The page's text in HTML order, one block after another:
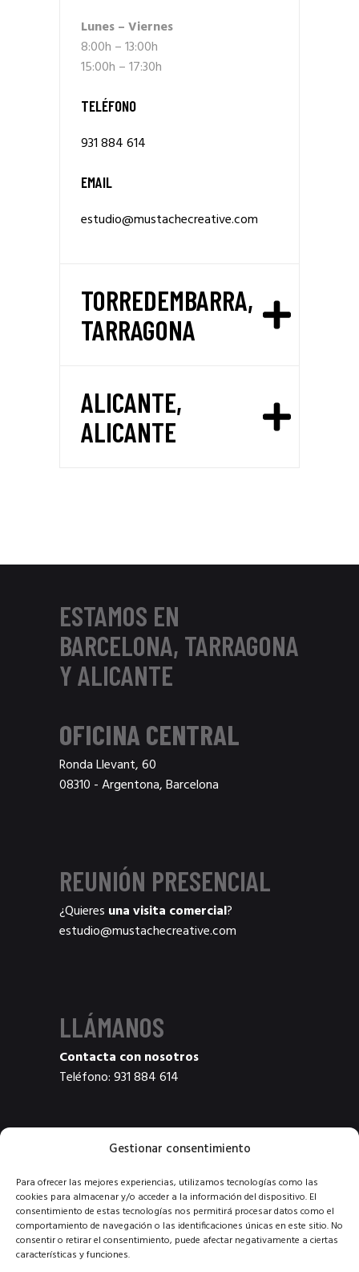
Gestionar consentimiento
Para ofrecer las mejores experiencias, utilizamos tecnologías como las
cookies para almacenar y/o acceder a la información del dispositivo. El
consentimiento de estas tecnologías nos permitirá procesar datos como el
comportamiento de navegación o las identificaciones únicas en este sitio. No
consentir o retirar el consentimiento, puede afectar negativamente a ciertas
características y funciones.
Lunes – Viernes
8:00h – 13:00h
15:00h – 17:30h
TELÉFONO
931 884 614
EMAIL
estudio@mustachecreative.com
TORREDEMBARRA,
TARRAGONA
ALICANTE,
ALICANTE
ESTAMOS EN
BARCELONA, TARRAGONA
Y ALICANTE
OFICINA CENTRAL
Ronda Llevant, 60
08310 - Argentona, Barcelona
REUNIÓN PRESENCIAL
¿Quieres una visita comercial?
estudio@mustachecreative.com
LLÁMANOS
Contacta con nosotros
Teléfono:931 884 614
¿NOS SIGUES?